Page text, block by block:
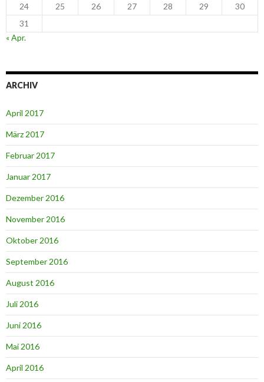
24
25 26 27 28 29
30
31
« Apr.
ARCHIV
April 2017
März 2017
Februar 2017
Januar 2017
Dezember 2016
November 2016
Oktober 2016
September 2016
August 2016
Juli 2016
Juni 2016
Mai 2016
April 2016